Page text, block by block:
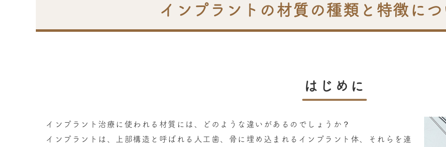
インプラントの材質の種類と特徴に
はじめに
インプラント治療に使われる材質には、どのような違いがあるのでしょうか？
インプラントは、上部構造と呼ばれる人工歯、骨に埋め込まれるインプラント体、それらを連